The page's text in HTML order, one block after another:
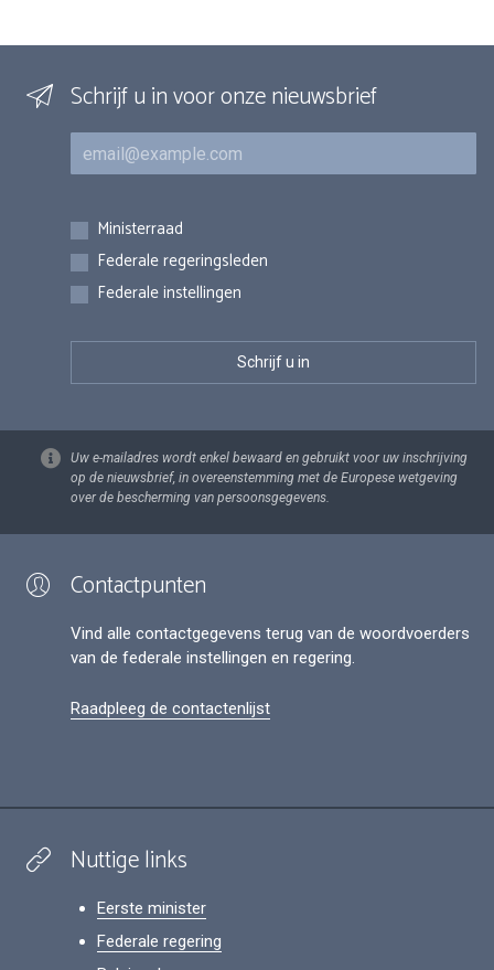
Schrijf u in voor onze nieuwsbrief
E-mail
Inschrijvingen
Ministerraad
Federale regeringsleden
Federale instellingen
Uw e-mailadres wordt enkel bewaard en gebruikt voor uw inschrijving
op de nieuwsbrief, in overeenstemming met de Europese wetgeving
over de bescherming van persoonsgegevens.
Contactpunten
Vind alle contactgegevens terug van de woordvoerders
van de federale instellingen en regering.
Raadpleeg de contactenlijst
Nuttige links
Eerste minister
Federale regering